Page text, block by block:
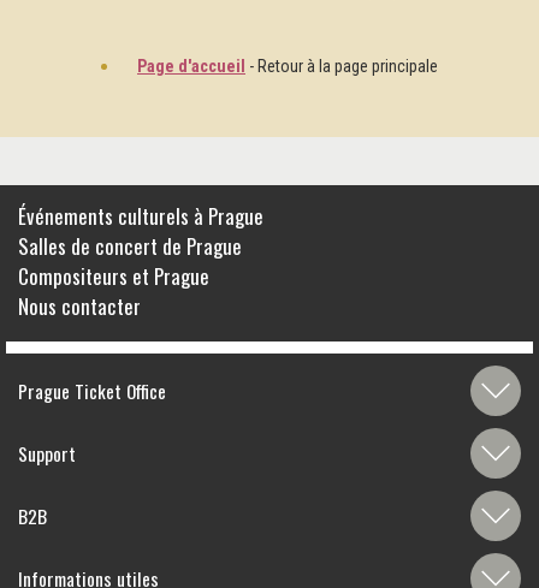
Page d'accueil - Retour à la page principale
Événements culturels à Prague
Salles de concert de Prague
Compositeurs et Prague
Nous contacter
Prague Ticket Office
Support
B2B
Informations utiles